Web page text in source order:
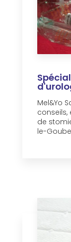
Mel&Yo
de
le-